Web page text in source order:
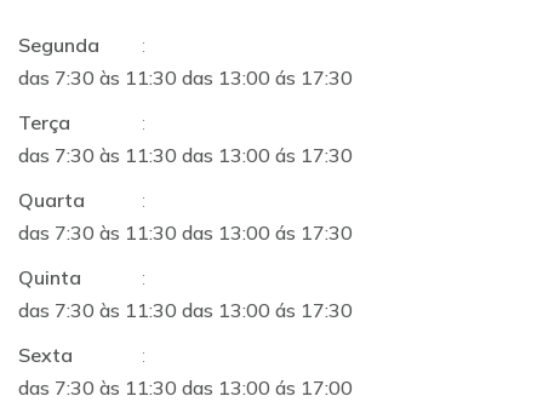
Segunda
:
das 7:30 às 11:30 das 13:00 ás 17:30
Terça
:
das 7:30 às 11:30 das 13:00 ás 17:30
Quarta
:
das 7:30 às 11:30 das 13:00 ás 17:30
Quinta
:
das 7:30 às 11:30 das 13:00 ás 17:30
Sexta
:
das 7:30 às 11:30 das 13:00 ás 17:00